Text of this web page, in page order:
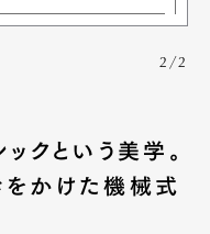
2/2
クという美学。
をかけた機械式